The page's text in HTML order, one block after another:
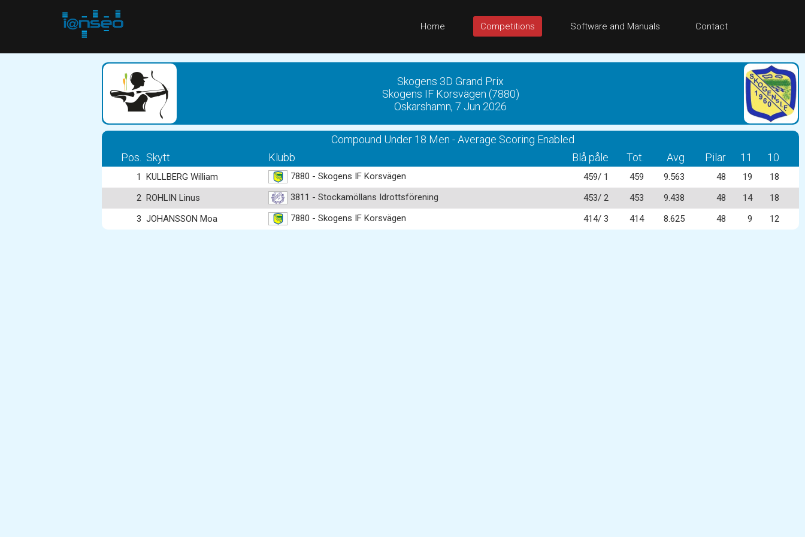
Home Competitions Software and Manuals Contact
Skogens 3D Grand Prix
Skogens IF Korsvägen (7880)
Oskarshamn, 7 Jun 2026
Compound Under 18 Men - Average Scoring Enabled
Pos.
Skytt Klubb Blå påle Tot. Avg Pilar 11 10
1 KULLBERG William 7880 - Skogens IF Korsvägen 459/ 1 459 9.563 48 19
18
2 ROHLIN Linus 3811 - Stockamöllans Idrottsförening 453/ 2 453 9.438 48 14
18
3 JOHANSSON Moa 7880 - Skogens IF Korsvägen 414/ 3 414 8.625 48 9 12